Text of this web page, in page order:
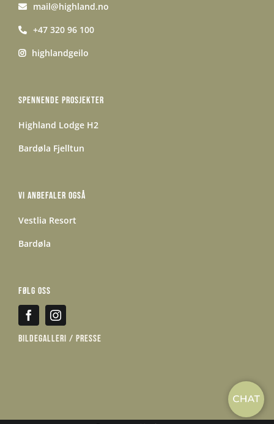
mail@highland.no
+47 320 96 100
highlandgeilo
SPENNENDE PROSJEKTER
Highland Lodge H2
Bardøla Fjelltun
Vi anbefaler også
Vestlia Resort
Bardøla
Følg oss
Bildegalleri / presse